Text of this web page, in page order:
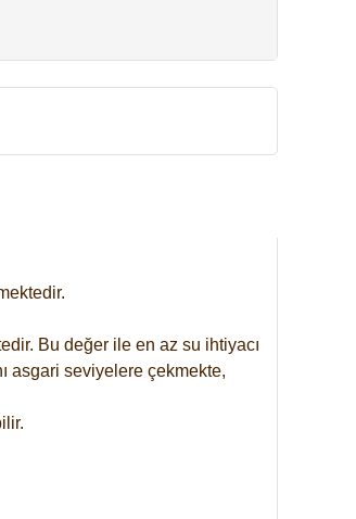
Bu değer ile en az su ihtiyacı
asgari seviyelere çekmekte,